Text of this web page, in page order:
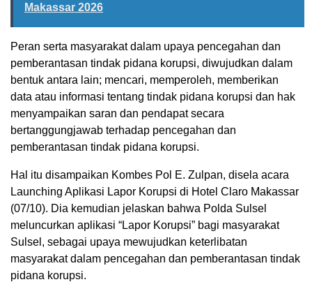
Makassar 2026
Peran serta masyarakat dalam upaya pencegahan dan
pemberantasan tindak pidana korupsi, diwujudkan dalam
bentuk antara lain; mencari, memperoleh, memberikan
data atau informasi tentang tindak pidana korupsi dan hak
menyampaikan saran dan pendapat secara
bertanggungjawab terhadap pencegahan dan
pemberantasan tindak pidana korupsi.
Hal itu disampaikan Kombes Pol E. Zulpan, disela acara
Launching Aplikasi Lapor Korupsi di Hotel Claro Makassar
(07/10). Dia kemudian jelaskan bahwa Polda Sulsel
meluncurkan aplikasi “Lapor Korupsi” bagi masyarakat
Sulsel, sebagai upaya mewujudkan keterlibatan
masyarakat dalam pencegahan dan pemberantasan tindak
pidana korupsi.